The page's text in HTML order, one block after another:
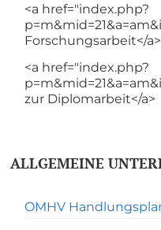
<a href="index.php?
Forschungsarbeit</a>
<a href="index.php?
zur Diplomarbeit</a>
ALLGEMEINE
OMHV